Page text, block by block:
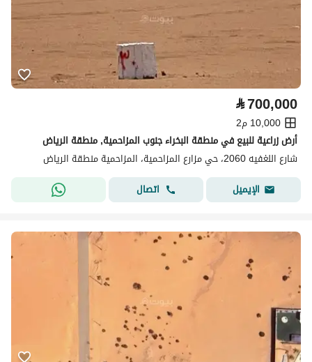
⃁700,000
10,000 م2
أرض زراعية للبيع في منطقة البخراء جنوب المزاحمية, منطقة الرياض
شارع اللغفيه 2060، حي مزارع المزاحمية، المزاحمية منطقة الرياض
الإيميل
اتصال